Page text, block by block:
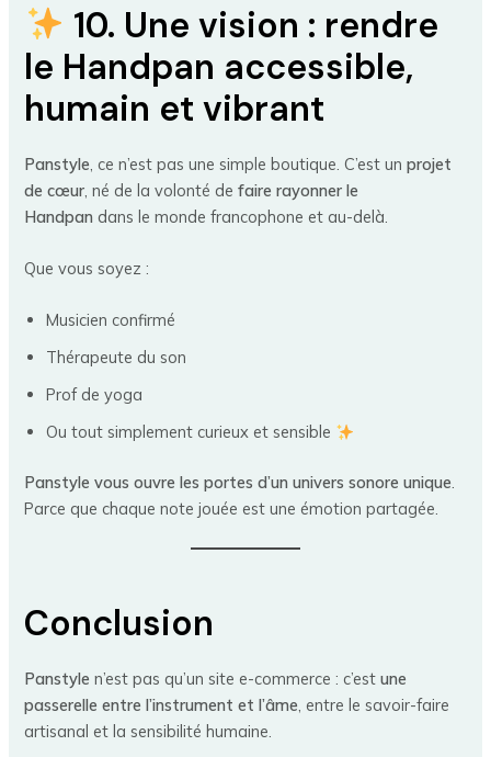
10. Une vision : rendre
le Handpan accessible,
humain et vibrant
Panstyle , ce n’est pas une simple boutique. C’est unprojet
de cœur , né de la volonté defaire rayonner le
Handpan dans le monde francophone et au-delà.
Que vous soyez :
Musicien confirmé
Thérapeute du son
Prof de yoga
Ou tout simplement curieux et sensible
Panstyle vous ouvre les portes d’un univers sonore unique.
Parce que chaque note jouée est une émotion partagée.
Conclusion
Panstyle n’est pas qu’un site e-commerce : c’estune
passerelle entre l’instrument et l’âme, entre le savoir-faire
artisanal et la sensibilité humaine.